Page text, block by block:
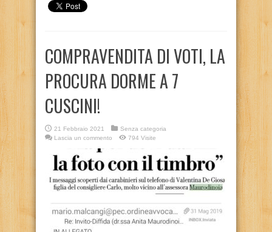
COMPRAVENDITA DI VOTI, LA
PROCURA DORME A 7
CUSCINI!
21 Febbraio 2021
Senza categoria
Lascia un commento
794 Visite